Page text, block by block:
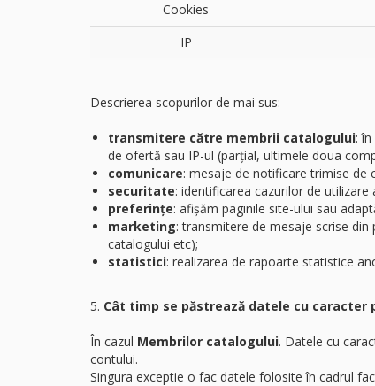
Cookies
IP
Descrierea scopurilor de mai sus:
transmitere către membrii catalogului:
de ofertă sau IP-ul (parțial, ultimele doua
comunicare: mesaje de notificare trimise de
securitate: identificarea cazurilor de utilizare
preferințe: afișăm paginile site-ului sau
marketing: transmitere de mesaje scrise
catalogului etc);
statistici: realizarea de rapoarte statistice
5. Cât timp se păstrează datele cu caracter
În cazul Membrilor catalogului. Datele cu
contului.
Singura exceptie o fac datele folosite în cadrul